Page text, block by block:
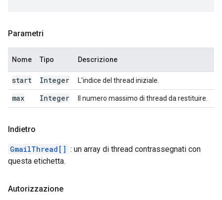
Parametri
Nome Tipo Descrizione
start Integer L'indice del thread iniziale.
max Integer Il numero massimo di thread da restituire.
Indietro
GmailThread[] : un array di thread contrassegnati con
questa etichetta.
Autorizzazione